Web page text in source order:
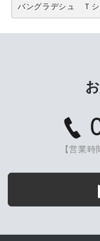
バングラデシュ Ｔシ
【営業